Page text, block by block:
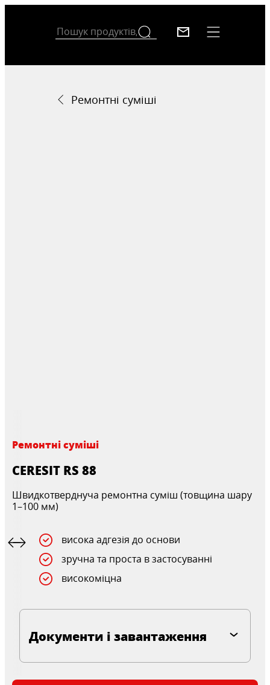
Ремонтні суміші
Ремонтні суміші
CERESIT RS 88
Швидкотверднуча ремонтна суміш (товщина шару
1–100 мм)
висока адгезія до основи
зручна та проста в застосуванні
високоміцна
Документи і завантаження